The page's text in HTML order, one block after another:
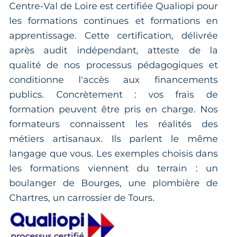
Centre-Val de Loire est certifiée Qualiopi pour
les formations continues et formations en
apprentissage. Cette certification, délivrée
après audit indépendant, atteste de la
qualité de nos processus pédagogiques et
conditionne l'accès aux financements
publics. Concrètement : vos frais de
formation peuvent être pris en charge. Nos
formateurs connaissent les réalités des
métiers artisanaux. Ils parlent le même
langage que vous. Les exemples choisis dans
les formations viennent du terrain : un
boulanger de Bourges, une plombière de
Chartres, un carrossier de Tours.